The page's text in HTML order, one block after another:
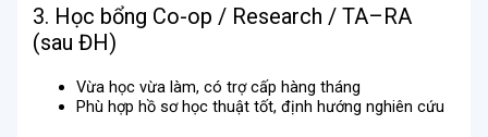
3. Học bổng Co-op / Research / TA–RA
(sau ĐH)
Vừa học vừa làm, có trợ cấp hàng tháng
Phù hợp hồ sơ học thuật tốt, định hướng nghiên cứu